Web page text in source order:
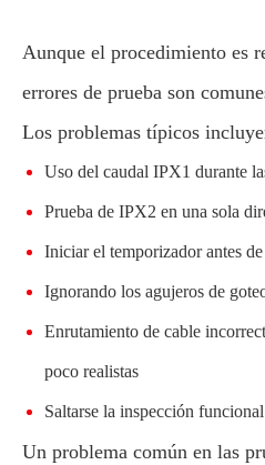
Aunque el procedimiento es
errores de prueba son
Los problemas típicos
Uso del caudal IPX1 durante
Prueba de IPX2 en una sola
Iniciar el temporizador antes
Ignorando los agujeros de
Enrutamiento de cable
poco realistas
Saltarse la inspección
Un problema común en las